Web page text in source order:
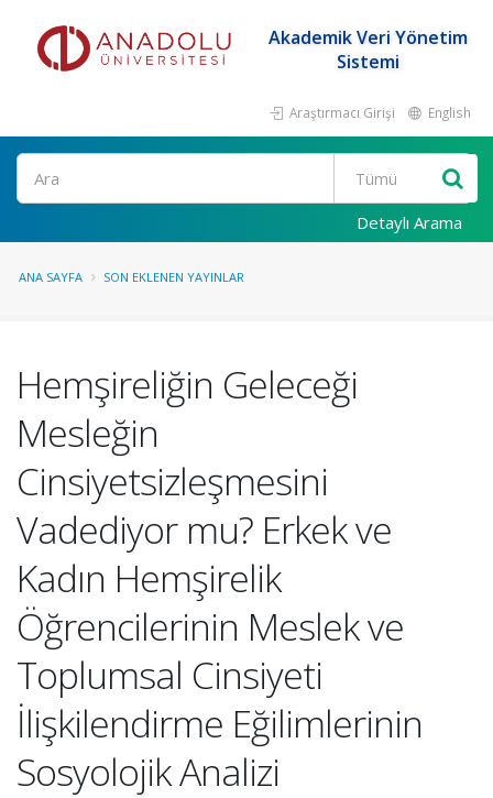
Akademik Veri Yönetim
Sistemi
Araştırmacı Girişi English
Ara
Detaylı Arama
ANA SAYFA SON EKLENEN YAYINLAR
Hemşireliğin Geleceği
Mesleğin
Cinsiyetsizleşmesini
Vadediyor mu? Erkek ve
Kadın Hemşirelik
Öğrencilerinin Meslek ve
Toplumsal Cinsiyeti
İlişkilendirme Eğilimlerinin
Sosyolojik Analizi